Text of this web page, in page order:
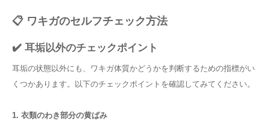
📋 ワキガのセルフチェック方法
✔️ 耳垢以外のチェックポイント
耳垢の状態以外にも、ワキガ体質かどうかを判断するための指標がい
くつかあります。以下のチェックポイントを確認してみてください。
1. 衣類のわき部分の黄ばみ